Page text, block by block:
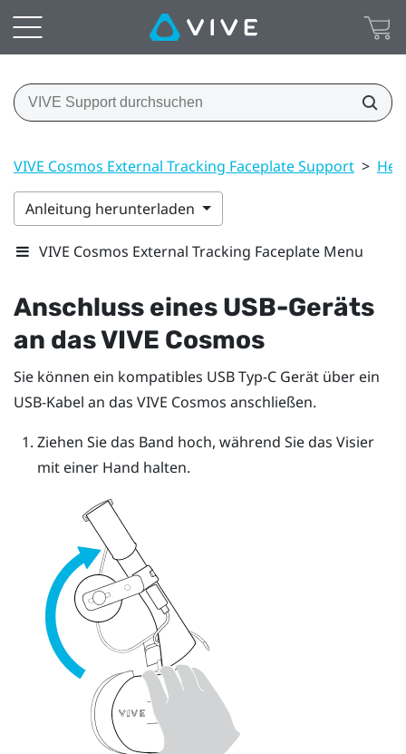
VIVE Cosmos External Tracking Faceplate Support >
Anleitung herunterladen
VIVE Cosmos External Tracking Faceplate Menu
Anschluss eines USB-Geräts
an dasVIVE Cosmos
Sie können ein kompatibles USB Typ-C Gerät über ein
USB-Kabel an das VIVE Cosmos anschließen.
Ziehen Sie das Band hoch, während Sie das Visier
mit einer Hand halten.